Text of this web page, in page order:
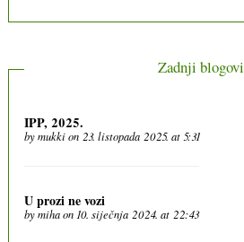
Zadnji blogovi
IPP, 2025.
bymukkion 23. listopada 2025. at 5:31
U prozi ne vozi
bymihaon 10. siječnja 2024. at 22:43